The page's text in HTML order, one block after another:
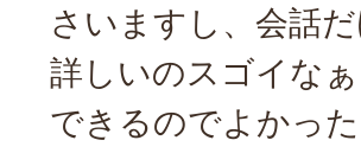
さいますし、会話
詳しいのスゴイな
できるのでよかっ